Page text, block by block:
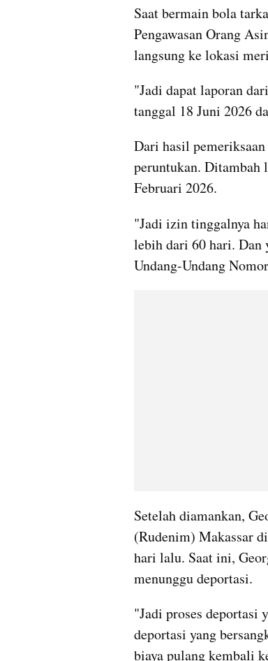
Saat bermain bola
Pengawasan Orang
langsung ke lokasi
"Jadi dapat laporan
tanggal 18 Juni 2026
Dari hasil
peruntukan. Ditambah
Februari 2026.
"Jadi izin tinggalnya
lebih dari 60 hari. Dan
Undang-Undang
Setelah diamankan,
(Rudenim) Makassar
hari lalu. Saat ini,
menunggu deportasi.
"Jadi proses deportasi
deportasi yang
biaya pulang kembali